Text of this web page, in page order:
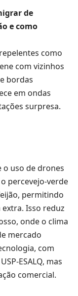
de
e como
como
com vizinhos
bordas
em ondas
surpresa.
o uso de drones
percevejo-verde
permitindo
Isso reduz
onde o clima
mercado
com
ESALQ, mas
comercial.